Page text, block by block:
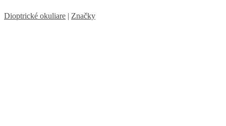
Dioptrické okuliare | Značky